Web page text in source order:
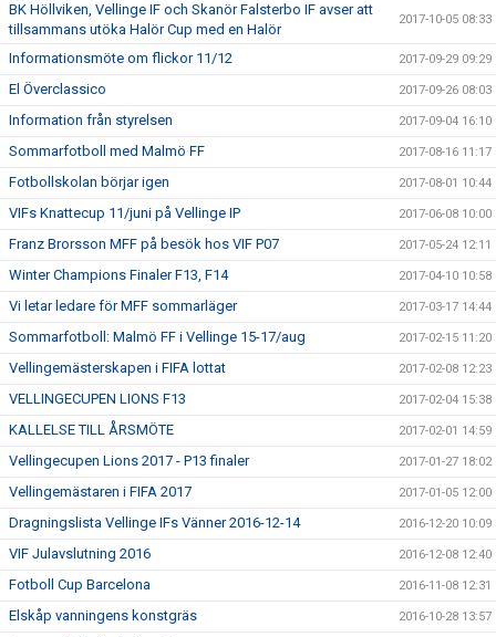
BK Höllviken, Vellinge IF och Skanör Falsterbo IF avser att
tillsammans utöka Halör Cup med en Halör
2017-10-05 08:33
Informationsmöte om flickor 11/12 2017-09-29 09:29
El Överclassico 2017-09-26 08:03
Information från styrelsen 2017-09-04 16:10
Sommarfotboll med Malmö FF 2017-08-16 11:17
Fotbollskolan börjar igen 2017-08-01 10:44
VIFs Knattecup 11/juni på Vellinge IP 2017-06-08 10:00
Franz Brorsson MFF på besök hos VIF P07 2017-05-24 12:11
Winter Champions Finaler F13, F14 2017-04-10 10:58
Vi letar ledare för MFF sommarläger 2017-03-17 14:44
Sommarfotboll: Malmö FF i Vellinge 15-17/aug 2017-02-15 11:20
Vellingemästerskapen i FIFA lottat 2017-02-08 12:23
VELLINGECUPEN LIONS F13 2017-02-04 15:38
KALLELSE TILL ÅRSMÖTE 2017-02-01 14:59
Vellingecupen Lions 2017 - P13 finaler 2017-01-27 18:02
Vellingemästaren i FIFA 2017 2017-01-05 12:00
Dragningslista Vellinge IFs Vänner 2016-12-14 2016-12-20 10:09
VIF Julavslutning 2016 2016-12-08 12:40
Fotboll Cup Barcelona 2016-11-08 12:31
Elskåp vanningens konstgräs 2016-10-28 13:57